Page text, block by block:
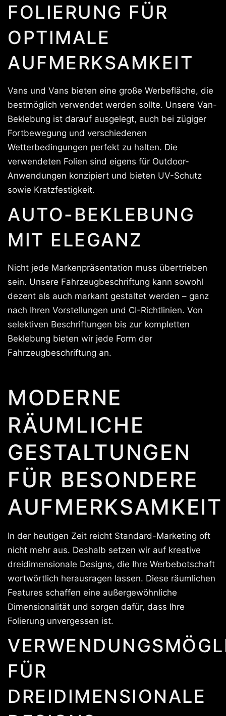
FOLIERUNG FÜR
OPTIMALE
AUFMERKSAMKEIT
Vans und Vans bieten eine große Werbefläche, die
bestmöglich verwendet werden sollte. Unsere Van-
Beklebung ist darauf ausgelegt, auch bei zügiger
Fortbewegung und verschiedenen
Wetterbedingungen perfekt zu halten. Die
verwendeten Folien sind eigens für Outdoor-
Anwendungen konzipiert und bieten UV-Schutz
sowie Kratzfestigkeit.
AUTO-BEKLEBUNG
MIT ELEGANZ
Nicht jede Markenpräsentation muss übertrieben
sein. Unsere Fahrzeugbeschriftung kann sowohl
dezent als auch markant gestaltet werden – ganz
nach Ihren Vorstellungen und CI-Richtlinien. Von
selektiven Beschriftungen bis zur kompletten
Beklebung bieten wir jede Form der
Fahrzeugbeschriftung an.
MODERNE
RÄUMLICHE
GESTALTUNGEN
FÜR BESONDERE
AUFMERKSAMKEIT
In der heutigen Zeit reicht Standard-Marketing oft
nicht mehr aus. Deshalb setzen wir auf kreative
dreidimensionale Designs, die Ihre Werbebotschaft
wortwörtlich herausragen lassen. Diese räumlichen
Features schaffen eine außergewöhnliche
Dimensionalität und sorgen dafür, dass Ihre
Folierung unvergessen ist.
FÜR
DREIDIMENSIONALE